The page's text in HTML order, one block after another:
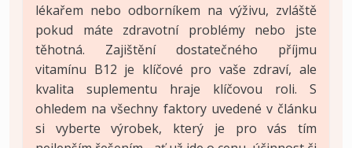
lékařem nebo odborníkem na výživu, zvláště
pokud máte zdravotní problémy nebo jste
těhotná. Zajištění dostatečného příjmu
vitamínu B12 je klíčové pro vaše zdraví, ale
kvalita suplementu hraje klíčovou roli. S
ohledem na všechny faktory uvedené v článku
si vyberte výrobek, který je pro vás tím